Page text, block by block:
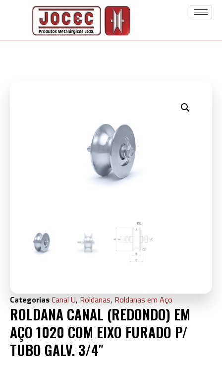
CategoriasCanal U, Roldanas, Roldanas em Aço
ROLDANA CANAL (REDONDO) EM
AÇO 1020 COM EIXO FURADO P/
TUBO GALV. 3/4″